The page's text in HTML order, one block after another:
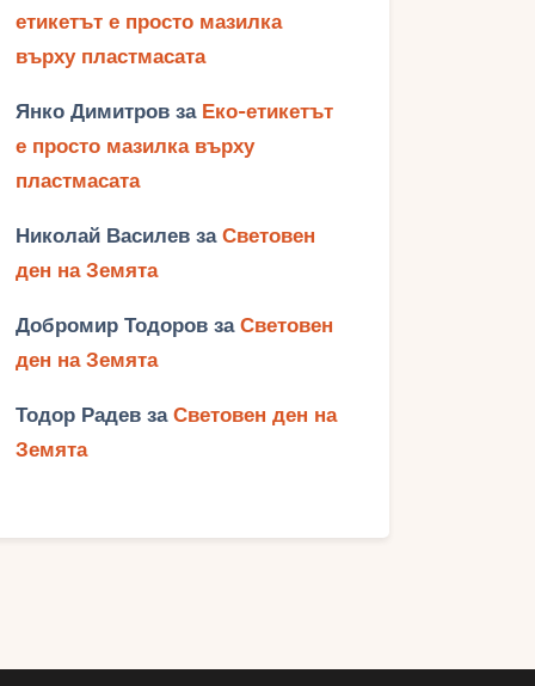
етикетът е просто мазилка
върху пластмасата
Янко Димитров за Еко-етикетът
е просто мазилка върху
пластмасата
Николай Василев заСветовен
ден на Земята
Добромир Тодоров заСветовен
ден на Земята
Тодор Радев заСветовен ден на
Земята